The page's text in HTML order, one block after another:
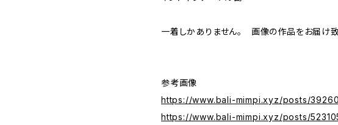
一着しかありません。 画像の作品をお届け致
参考画像
https://www.bali-mimpi.xyz/posts/
https://www.bali-mimpi.xyz/posts/